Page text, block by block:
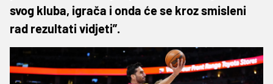
svog kluba, igrača i onda će se kroz smisleni
rad rezultati vidjeti”.